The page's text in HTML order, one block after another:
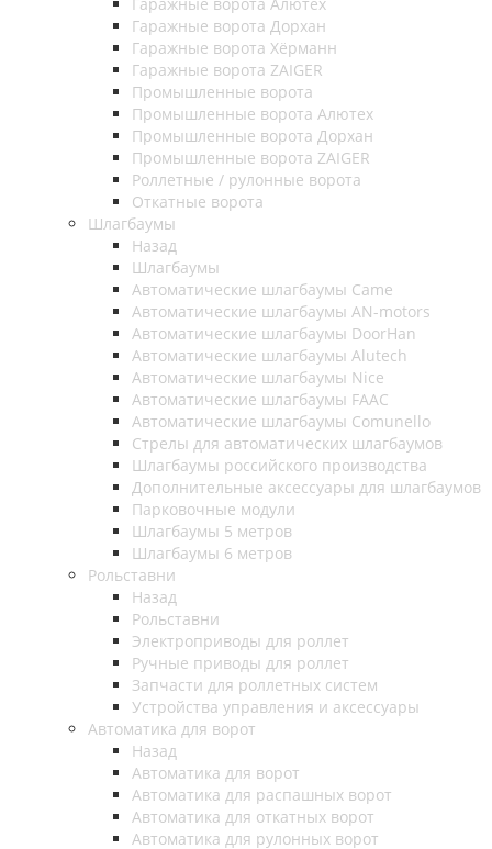
Гаражные ворота Дорхан
Гаражные ворота Хёрманн
Гаражные ворота ZAIGER
Промышленные ворота
Промышленные ворота Алютех
Промышленные ворота Дорхан
Промышленные ворота ZAIGER
Роллетные / рулонные ворота
Откатные ворота
Шлагбаумы
Назад
Шлагбаумы
Автоматические шлагбаумы Came
Автоматические шлагбаумы AN-motors
Автоматические шлагбаумы DoorHan
Автоматические шлагбаумы Alutech
Автоматические шлагбаумы Nice
Автоматические шлагбаумы FAAC
Автоматические шлагбаумы Comunello
Стрелы для автоматических шлагбаумов
Шлагбаумы российского производства
Дополнительные аксессуары для шлагбаумов
Парковочные модули
Шлагбаумы 5 метров
Шлагбаумы 6 метров
Рольставни
Назад
Рольставни
Электроприводы для роллет
Ручные приводы для роллет
Запчасти для роллетных систем
Устройства управления и аксессуары
Автоматика для ворот
Назад
Автоматика для ворот
Автоматика для распашных ворот
Автоматика для откатных ворот
Автоматика для рулонных ворот